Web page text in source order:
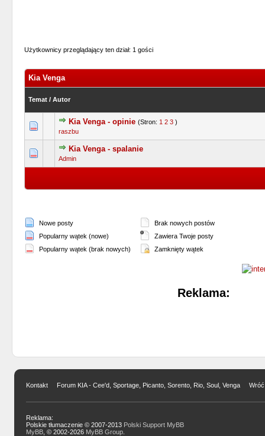
Użytkownicy przeglądający ten dział: 1 gości
Kia Venga
Temat / Autor
Kia Venga - opinie (Stron: 1 2 3 )
raszbu
0 głosów - średnia ocena: 0 na 5 gwiazdek
Kia Venga - spalanie
Admin
0 głosów - średnia ocena: 0 na 5 gwiazdek
Nowe posty
Popularny wątek (nowe)
Popularny wątek (brak nowych)
Brak nowych postów
Zawiera Twoje posty
Zamknięty wątek
Reklama:
Kontakt Forum KIA - Cee'd, Sportage, Picanto, Sorento, Rio, Soul, Venga
Reklama:
Polskie tłumaczenie © 2007-2013 Polski Support MyBB
MyBB, © 2002-2026 MyBB Group.